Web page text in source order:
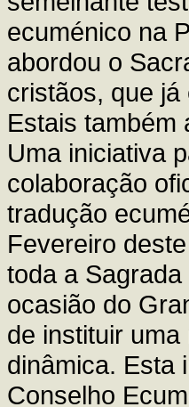
ecuménico na
abordou o
cristãos, que
Estais também
Uma iniciativa
colaboração
tradução
Fevereiro
toda a
ocasião do
de instituir
dinâmica. Esta
Conselho